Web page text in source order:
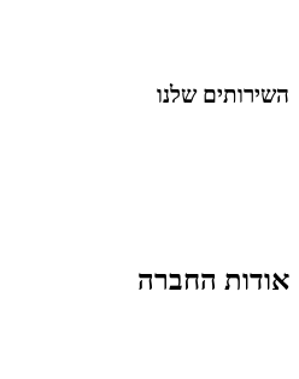
השירותים שלנו
אודות החברה